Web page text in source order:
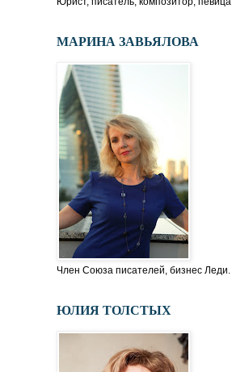
МАРИНА ЗАВЬЯЛОВА
Член Союза писателей, бизнес Леди.
ЮЛИЯ ТОЛСТЫХ